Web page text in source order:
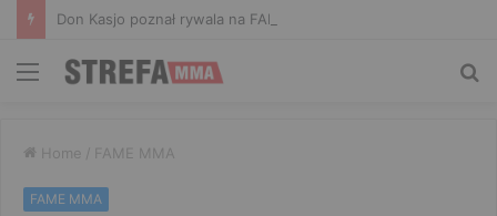
Menu
Home / FAME MMA
FAME MMA